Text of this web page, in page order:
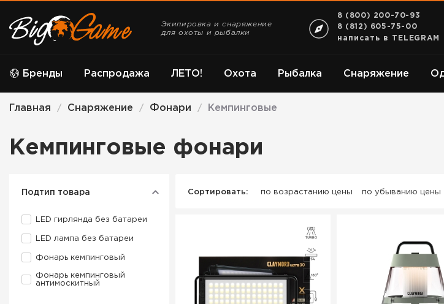
Экипировка и снаряжение
для охоты и рыбалки
8 (800) 200-70-93
8 (812) 605-75-00
написать в TELEGRAM
Бренды ЛЕТО! Охота Рыбалка Снаряжение
Распродажа
Главная / Снаряжение / Фонари / Кемпинговые
Кемпинговые фонари
Подтип товара
LED гирлянда без батареи
LED лампа без батареи
Фонарь кемпинговый
Фонарь кемпинговый
антимоскитный
Сортировать: по возрастанию цены по убыванию цены